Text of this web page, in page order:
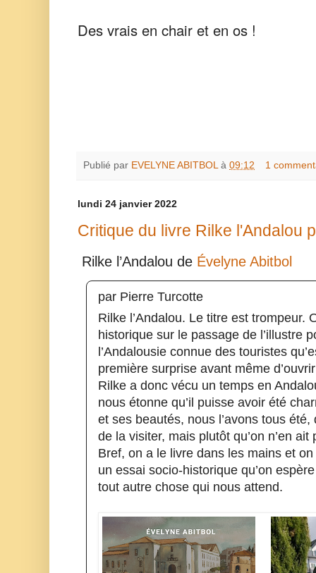
Des vrais en chair et en os !
Publié par EVELYNE ABITBOL à 09:12 1
lundi 24 janvier 2022
Critique du livre Rilke l'Andalou
Rilke l’Andalou de Évelyne Abitbol
par Pierre Turcotte
Rilke l’Andalou. Le titre est trompeur.
historique sur le passage de l’illustre
l’Andalousie connue des touristes
première surprise avant même
Rilke a donc vécu un temps en
nous étonne qu’il puisse avoir été
et ses beautés, nous l’avons tous
de la visiter, mais plutôt qu’on n’en
Bref, on a le livre dans les mains et
un essai socio-historique qu’on
tout autre chose qui nous attend.